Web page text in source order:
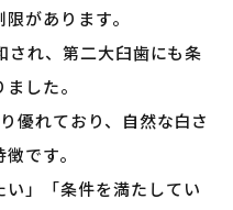
があります。
れ、第二大臼歯にも条
した。
優れており、自然な白さ
です。
い」「条件を満たしてい